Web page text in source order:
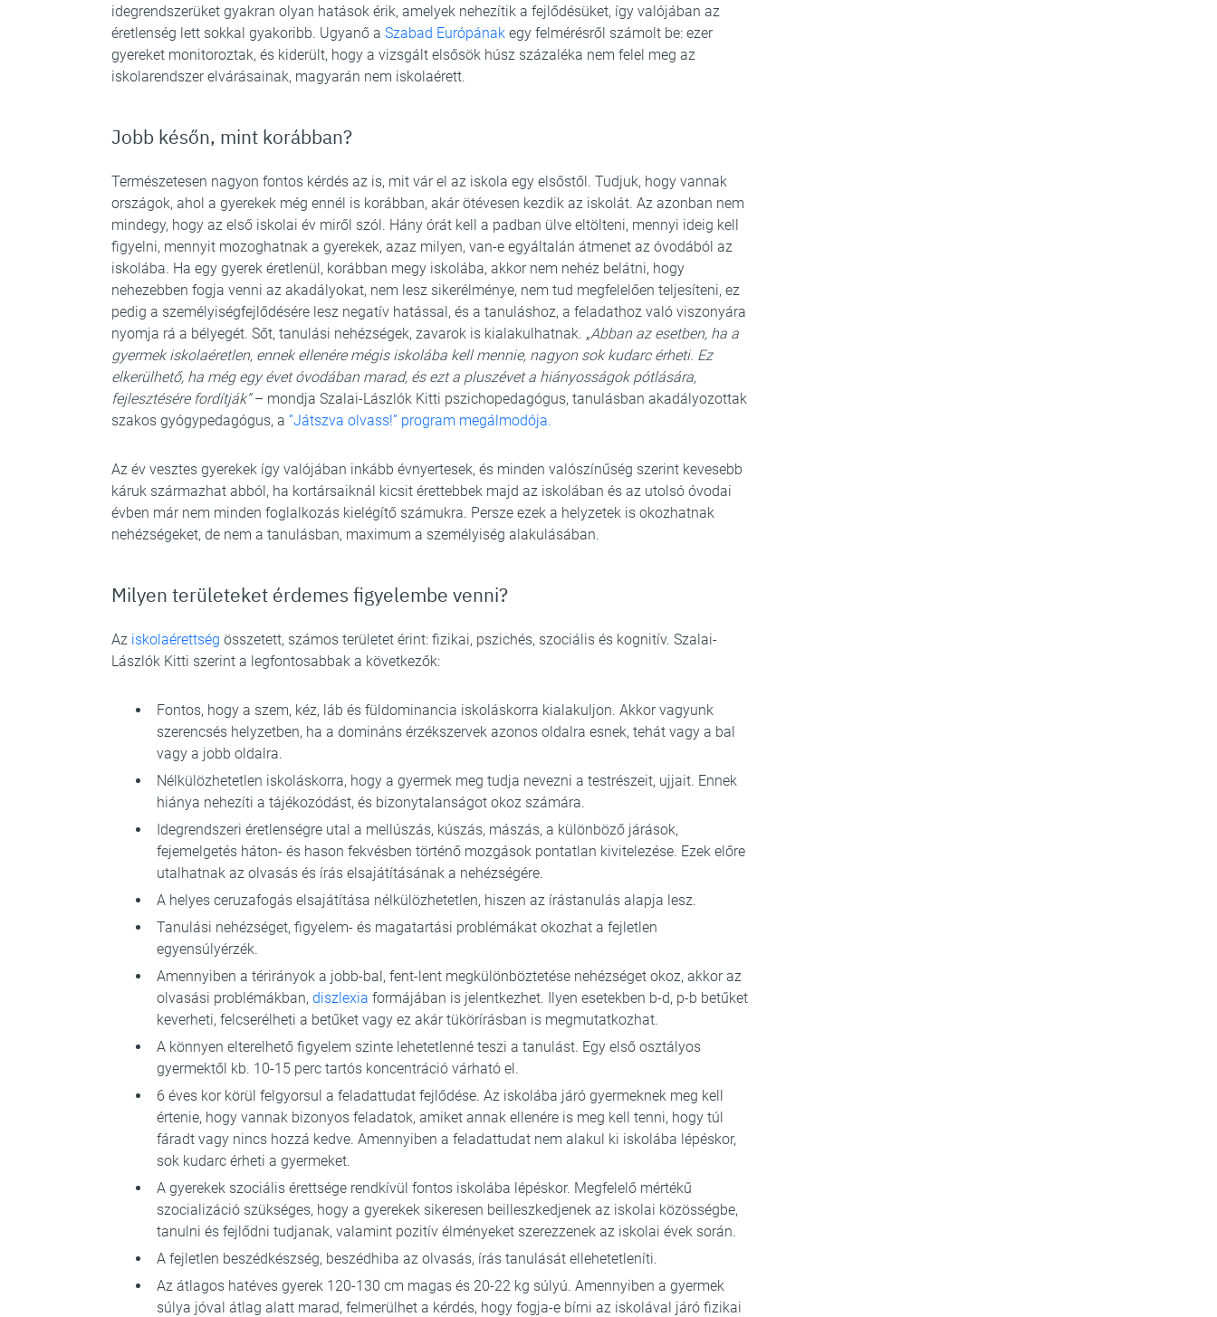
idegrendszerüket gyakran olyan hatások érik, amelyek nehezítik a fejlődésüket, így valójában az
éretlenség lett sokkal gyakoribb. Ugyanő a Szabad Európának egy felmérésről számolt be: ezer
gyereket monitoroztak, és kiderült, hogy a vizsgált elsősök húsz százaléka nem felel meg az
iskolarendszer elvárásainak, magyarán nem iskolaérett.
Jobb későn, mint korábban?
Természetesen nagyon fontos kérdés az is, mit vár el az iskola egy elsőstől. Tudjuk, hogy vannak
országok, ahol a gyerekek még ennél is korábban, akár ötévesen kezdik az iskolát. Az azonban nem
mindegy, hogy az első iskolai év miről szól. Hány órát kell a padban ülve eltölteni, mennyi ideig kell
figyelni, mennyit mozoghatnak a gyerekek, azaz milyen, van-e egyáltalán átmenet az óvodából az
iskolába. Ha egy gyerek éretlenül, korábban megy iskolába, akkor nem nehéz belátni, hogy
nehezebben fogja venni az akadályokat, nem lesz sikerélménye, nem tud megfelelően teljesíteni, ez
pedig a személyiségfejlődésére lesz negatív hatással, és a tanuláshoz, a feladathoz való viszonyára
nyomja rá a bélyegét. Sőt, tanulási nehézségek, zavarok is kialakulhatnak. „Abban az esetben, ha a
gyermek iskolaéretlen, ennek ellenére mégis iskolába kell mennie, nagyon sok kudarc érheti. Ez
elkerülhető, ha még egy évet óvodában marad, és ezt a pluszévet a hiányosságok pótlására,
fejlesztésére fordítják”– mondja Szalai-Lászlók Kitti pszichopedagógus, tanulásban akadályozottak
szakos gyógypedagógus, a ”Játszva olvass!” program megálmodója.
Az év vesztes gyerekek így valójában inkább évnyertesek, és minden valószínűség szerint kevesebb
káruk származhat abból, ha kortársaiknál kicsit érettebbek majd az iskolában és az utolsó óvodai
évben már nem minden foglalkozás kielégítő számukra. Persze ezek a helyzetek is okozhatnak
nehézségeket, de nem a tanulásban, maximum a személyiség alakulásában.
Milyen területeket érdemes figyelembe venni?
Az iskolaérettség összetett, számos területet érint: fizikai, pszichés, szociális és kognitív. Szalai-
Lászlók Kitti szerint a legfontosabbak a következők:
Fontos, hogy a szem, kéz, láb és füldominancia iskoláskorra kialakuljon. Akkor vagyunk
szerencsés helyzetben, ha a domináns érzékszervek azonos oldalra esnek, tehát vagy a bal
vagy a jobb oldalra.
Nélkülözhetetlen iskoláskorra, hogy a gyermek meg tudja nevezni a testrészeit, ujjait. Ennek
hiánya nehezíti a tájékozódást, és bizonytalanságot okoz számára.
Idegrendszeri éretlenségre utal a mellúszás, kúszás, mászás, a különböző járások,
fejemelgetés háton- és hason fekvésben történő mozgások pontatlan kivitelezése. Ezek előre
utalhatnak az olvasás és írás elsajátításának a nehézségére.
A helyes ceruzafogás elsajátítása nélkülözhetetlen, hiszen az írástanulás alapja lesz.
Tanulási nehézséget, figyelem- és magatartási problémákat okozhat a fejletlen
egyensúlyérzék.
Amennyiben a térirányok a jobb-bal, fent-lent megkülönböztetése nehézséget okoz, akkor az
olvasási problémákban, diszlexia formájában is jelentkezhet. Ilyen esetekben b-d, p-b betűket
keverheti, felcserélheti a betűket vagy ez akár tükörírásban is megmutatkozhat.
A könnyen elterelhető figyelem szinte lehetetlenné teszi a tanulást. Egy első osztályos
gyermektől kb. 10-15 perc tartós koncentráció várható el.
6 éves kor körül felgyorsul a feladattudat fejlődése. Az iskolába járó gyermeknek meg kell
értenie, hogy vannak bizonyos feladatok, amiket annak ellenére is meg kell tenni, hogy túl
fáradt vagy nincs hozzá kedve. Amennyiben a feladattudat nem alakul ki iskolába lépéskor,
sok kudarc érheti a gyermeket.
A gyerekek szociális érettsége rendkívül fontos iskolába lépéskor. Megfelelő mértékű
szocializáció szükséges, hogy a gyerekek sikeresen beilleszkedjenek az iskolai közösségbe,
tanulni és fejlődni tudjanak, valamint pozitív élményeket szerezzenek az iskolai évek során.
A fejletlen beszédkészség, beszédhiba az olvasás, írás tanulását ellehetetleníti.
Az átlagos hatéves gyerek 120-130 cm magas és 20-22 kg súlyú. Amennyiben a gyermek
súlya jóval átlag alatt marad, felmerülhet a kérdés, hogy fogja-e bírni az iskolával járó fizikai